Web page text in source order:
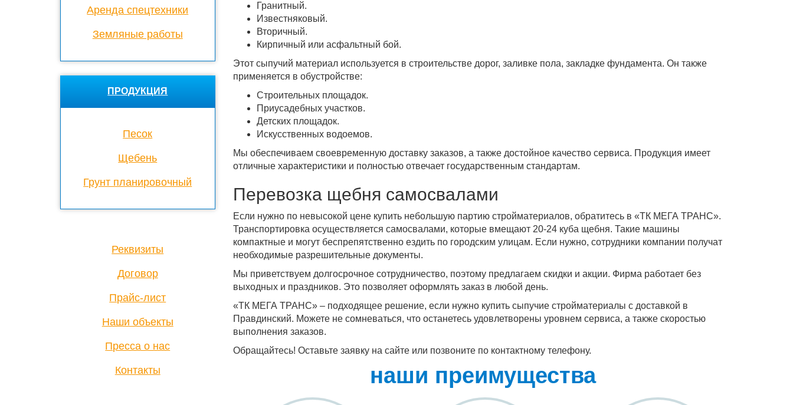
Гранитный.
Известняковый.
Вторичный.
Кирпичный или асфальтный бой.
Этот сыпучий материал используется в строительстве дорог, заливке пола, закладке фундамента. Он также
применяется в обустройстве:
Строительных площадок.
Приусадебных участков.
Детских площадок.
Искусственных водоемов.
Мы обеспечиваем своевременную доставку заказов, а также достойное качество сервиса. Продукция имеет
отличные характеристики и полностью отвечает государственным стандартам.
Перевозка щебня самосвалами
Если нужно по невысокой цене купить небольшую партию стройматериалов, обратитесь в «ТК МЕГА ТРАНС».
Транспортировка осуществляется самосвалами, которые вмещают 20-24 куба щебня. Такие машины
компактные и могут беспрепятственно ездить по городским улицам. Если нужно, сотрудники компании получат
необходимые разрешительные документы.
Мы приветствуем долгосрочное сотрудничество, поэтому предлагаем скидки и акции. Фирма работает без
выходных и праздников. Это позволяет оформлять заказ в любой день.
«ТК МЕГА ТРАНС» – подходящее решение, если нужно купить сыпучие стройматериалы с доставкой в
Правдинский. Можете не сомневаться, что останетесь удовлетворены уровнем сервиса, а также скоростью
выполнения заказов.
Обращайтесь! Оставьте заявку на сайте или позвоните по контактному телефону.
наши преимущества
Аренда спецтехники
Земляные работы
ПРОДУКЦИЯ
Песок
Щебень
Грунт планировочный
Реквизиты
Договор
Прайс-лист
Наши объекты
Пресса о нас
Контакты